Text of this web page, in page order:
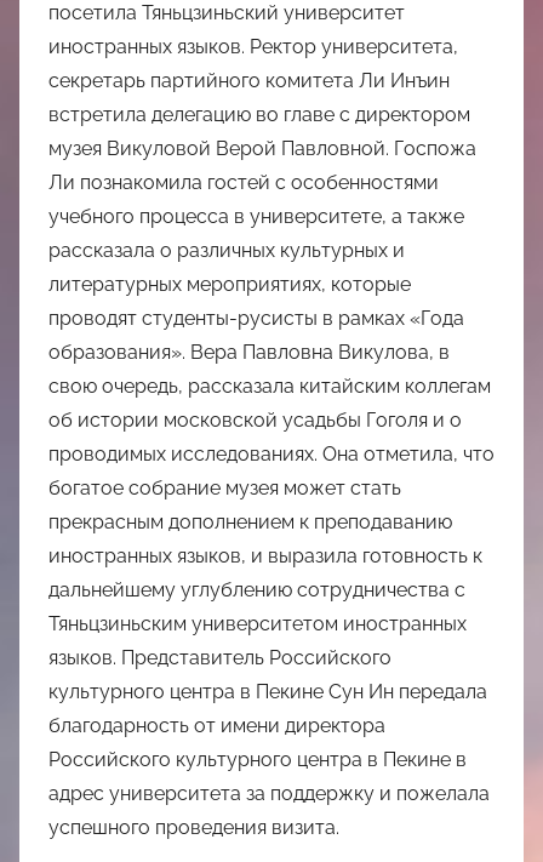
посетила Тяньцзиньский университет
иностранных языков. Ректор университета,
секретарь партийного комитета Ли Инъин
встретила делегацию во главе с директором
музея Викуловой Верой Павловной. Госпожа
Ли познакомила гостей с особенностями
учебного процесса в университете, а также
рассказала о различных культурных и
литературных мероприятиях, которые
проводят студенты-русисты в рамках «Года
образования». Вера Павловна Викулова, в
свою очередь, рассказала китайским коллегам
об истории московской усадьбы Гоголя и о
проводимых исследованиях. Она отметила, что
богатое собрание музея может стать
прекрасным дополнением к преподаванию
иностранных языков, и выразила готовность к
дальнейшему углублению сотрудничества с
Тяньцзиньским университетом иностранных
языков. Представитель Российского
культурного центра в Пекине Сун Ин передала
благодарность от имени директора
Российского культурного центра в Пекине в
адрес университета за поддержку и пожелала
успешного проведения визита.